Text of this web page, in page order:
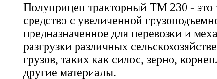
Полуприцеп тракторный TM 230 - это
средство с увеличенной
предназначенное для перевозки и
разгрузки различных
грузов, таких как силос, зерно,
другие материалы.